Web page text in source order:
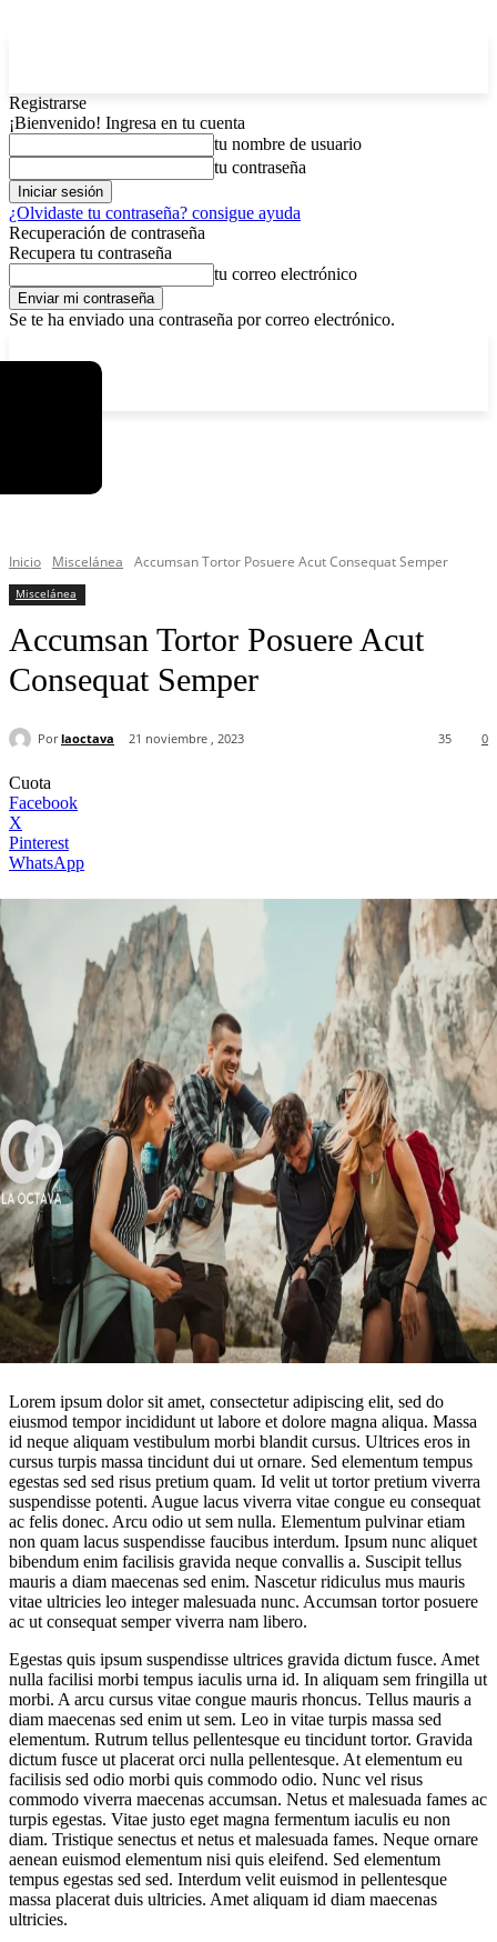
Registrarse
¡Bienvenido! Ingresa en tu cuenta
tu nombre de usuario
tu contraseña
¿Olvidaste tu contraseña? consigue ayuda
Recuperación de contraseña
Recupera tu contraseña
tu correo electrónico
Se te ha enviado una contraseña por correo electrónico.
Inicio Miscelánea Accumsan Tortor Posuere Acut Consequat Semper
Miscelánea
Accumsan Tortor Posuere Acut
Consequat Semper
Por laoctava 21 noviembre , 2023 0
35
Cuota
Facebook
X
Pinterest
WhatsApp
Lorem ipsum dolor sit amet, consectetur adipiscing elit, sed do
eiusmod tempor incididunt ut labore et dolore magna aliqua. Massa
id neque aliquam vestibulum morbi blandit cursus. Ultrices eros in
cursus turpis massa tincidunt dui ut ornare. Sed elementum tempus
egestas sed sed risus pretium quam. Id velit ut tortor pretium viverra
suspendisse potenti. Augue lacus viverra vitae congue eu consequat
ac felis donec. Arcu odio ut sem nulla. Elementum pulvinar etiam
non quam lacus suspendisse faucibus interdum. Ipsum nunc aliquet
bibendum enim facilisis gravida neque convallis a. Suscipit tellus
mauris a diam maecenas sed enim. Nascetur ridiculus mus mauris
vitae ultricies leo integer malesuada nunc. Accumsan tortor posuere
ac ut consequat semper viverra nam libero.
Egestas quis ipsum suspendisse ultrices gravida dictum fusce. Amet
nulla facilisi morbi tempus iaculis urna id. In aliquam sem fringilla ut
morbi. A arcu cursus vitae congue mauris rhoncus. Tellus mauris a
diam maecenas sed enim ut sem. Leo in vitae turpis massa sed
elementum. Rutrum tellus pellentesque eu tincidunt tortor. Gravida
dictum fusce ut placerat orci nulla pellentesque. At elementum eu
facilisis sed odio morbi quis commodo odio. Nunc vel risus
commodo viverra maecenas accumsan. Netus et malesuada fames ac
turpis egestas. Vitae justo eget magna fermentum iaculis eu non
diam. Tristique senectus et netus et malesuada fames. Neque ornare
aenean euismod elementum nisi quis eleifend. Sed elementum
tempus egestas sed sed. Interdum velit euismod in pellentesque
massa placerat duis ultricies. Amet aliquam id diam maecenas
ultricies.